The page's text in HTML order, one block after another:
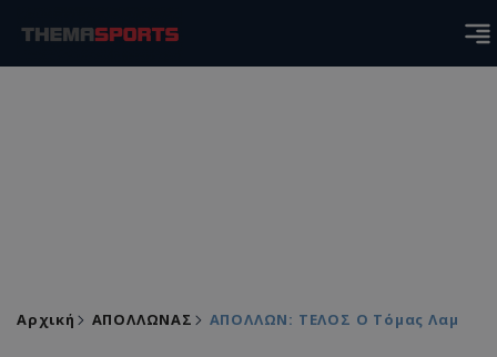
Αρχική ΑΠΟΛΛΩΝΑΣ ΑΠΟΛΛΩΝ: ΤΕΛΟΣ Ο Τόμας Λαμ